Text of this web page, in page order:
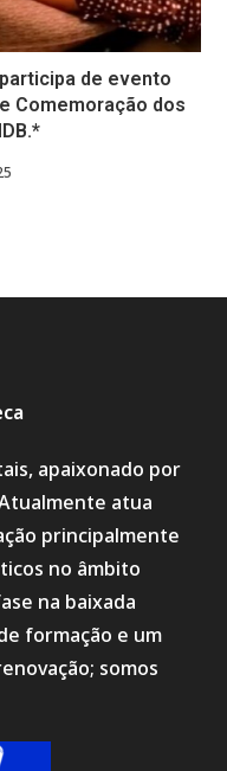
de evento
Comemoração dos
apaixonado por
atua
principalmente
no âmbito
na baixada
formação e um
somos